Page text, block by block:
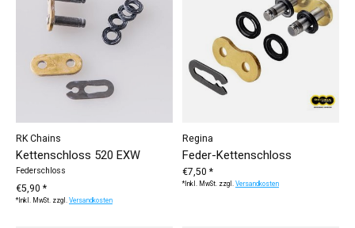
RK Chains
Kettenschloss 520 EXW
Federschloss
€5,90 *
*Inkl. MwSt. zzgl.Versandkosten
Regina
Feder-Kettenschloss
€7,50 *
*Inkl. MwSt. zzgl.Versandkosten